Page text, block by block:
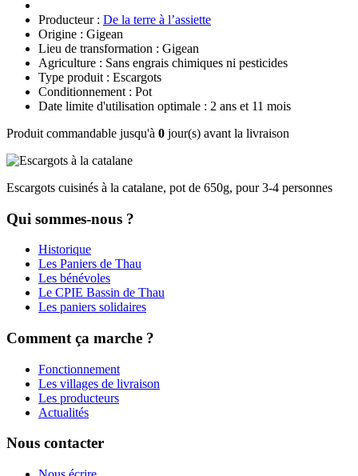
Producteur : De la terre à l’assiette
Origine : Gigean
Lieu de transformation : Gigean
Agriculture : Sans engrais chimiques ni pesticides
Type produit : Escargots
Conditionnement : Pot
Date limite d'utilisation optimale : 2 ans et 11 mois
Produit commandable jusqu'à 0 jour(s) avant la livraison
Escargots cuisinés à la catalane, pot de 650g, pour 3-4 personnes
Qui sommes-nous ?
Historique
Les Paniers de Thau
Les bénévoles
Le CPIE Bassin de Thau
Les paniers solidaires
Comment ça marche ?
Fonctionnement
Les villages de livraison
Les producteurs
Actualités
Nous contacter